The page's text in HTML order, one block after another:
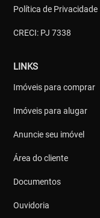
Política de Privacidade
CRECI: PJ 7338
LINKS
Imóveis para comprar
Imóveis para alugar
Anuncie seu imóvel
Área do cliente
Documentos
Ouvidoria